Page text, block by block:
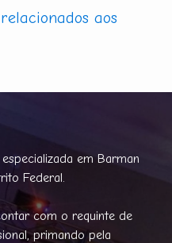
aos
em Barman
Federal.
com o requinte de
primando pela